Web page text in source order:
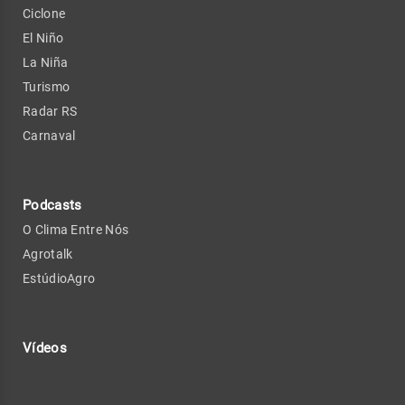
Ciclone
El Niño
La Niña
Turismo
Radar RS
Carnaval
Podcasts
O Clima Entre Nós
Agrotalk
EstúdioAgro
Vídeos